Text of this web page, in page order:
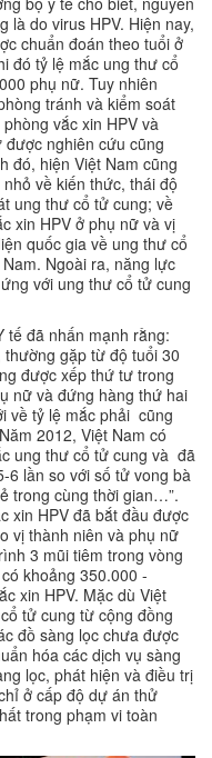
là do virus HPV. Hiện nay,
chuẩn đoán theo tuổi ở
đó tỷ lệ mắc ung thư cổ
phụ nữ. Tuy nhiên
tránh và kiểm soát
vắc xin HPV và
nghiên cứu cũng
đó, hiện Việt Nam cũng
về kiến thức, thái độ
ung thư cổ tử cung; về
xin HPV ở phụ nữ và vị
quốc gia về ung thư cổ
Ngoài ra, năng lực
với ung thư cổ tử cung
tế đã nhấn mạnh rằng:
gặp từ độ tuổi 30
được xếp thứ tư trong
nữ và đứng hàng thứ hai
về tỷ lệ mắc phải cũng
2012, Việt Nam có
ung thư cổ tử cung và đã
lần so với số tử vong bà
trong cùng thời gian…”.
xin HPV đã bắt đầu được
vị thành niên và phụ nữ
3 mũi tiêm trong vòng
khoảng 350.000 -
xin HPV. Mặc dù Việt
tử cung từ cộng đồng
đồ sàng lọc chưa được
hóa các dịch vụ sàng
lọc, phát hiện và điều trị
ở cấp độ dự án thử
trong phạm vi toàn